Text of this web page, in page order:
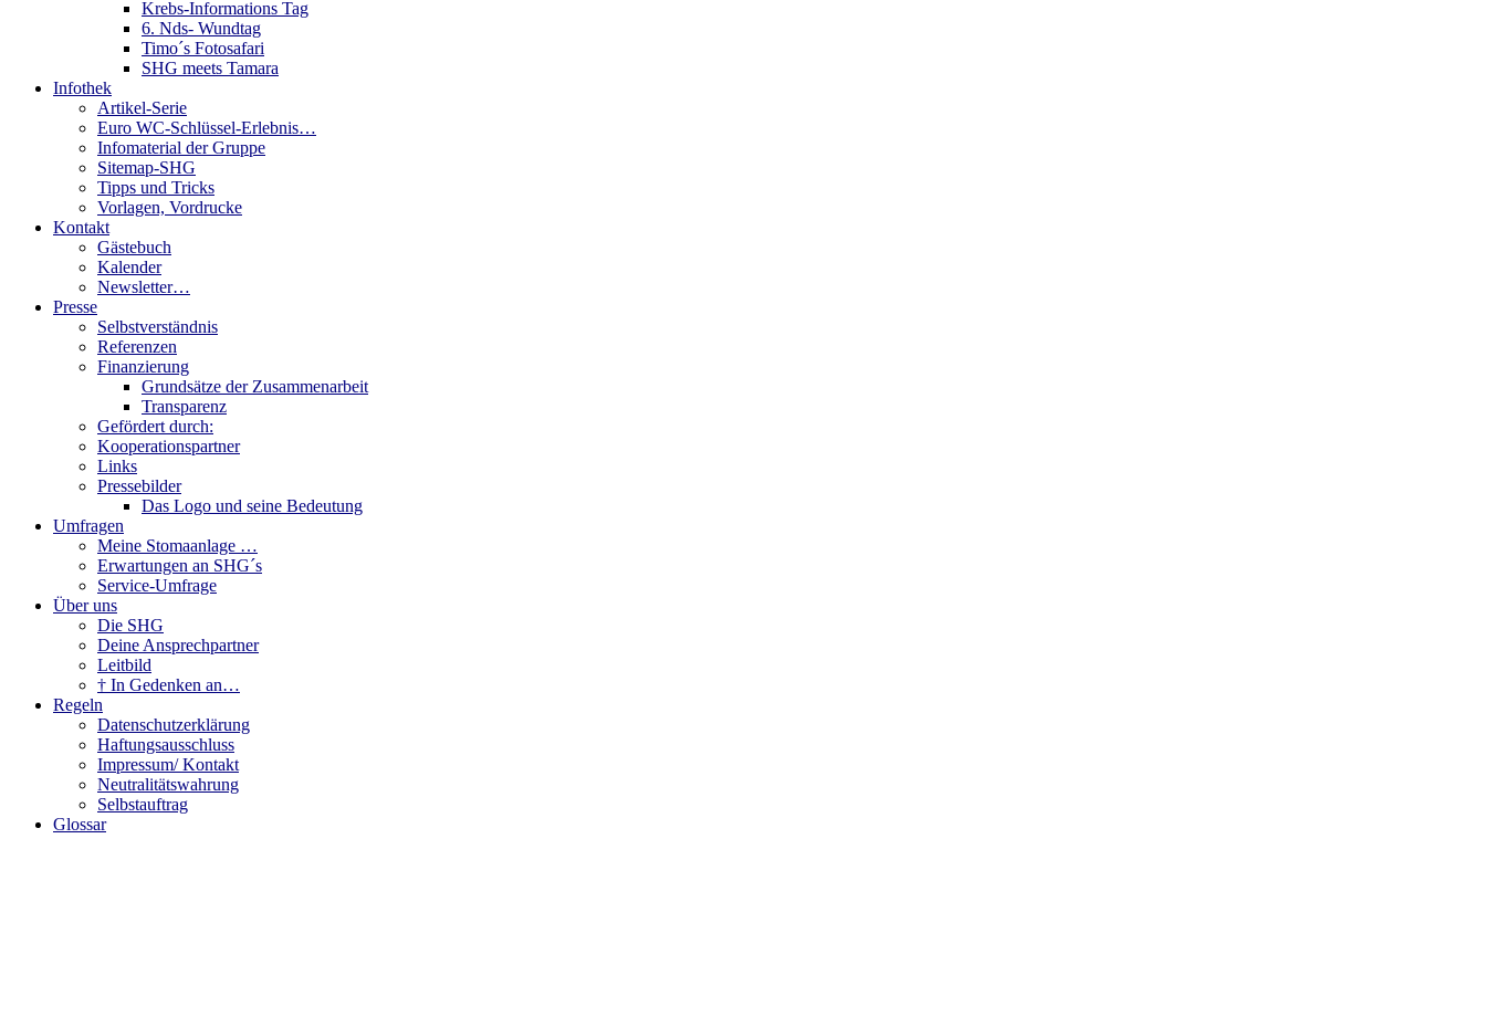
Krebs-Informations Tag
6. Nds- Wundtag
Timo´s Fotosafari
SHG meets Tamara
Infothek
Artikel-Serie
Euro WC-Schlüssel-Erlebnis…
Infomaterial der Gruppe
Sitemap-SHG
Tipps und Tricks
Vorlagen, Vordrucke
Kontakt
Gästebuch
Kalender
Newsletter…
Presse
Selbstverständnis
Referenzen
Finanzierung
Grundsätze der Zusammenarbeit
Transparenz
Gefördert durch:
Kooperationspartner
Links
Pressebilder
Das Logo und seine Bedeutung
Umfragen
Meine Stomaanlage …
Erwartungen an SHG´s
Service-Umfrage
Über uns
Die SHG
Deine Ansprechpartner
Leitbild
† In Gedenken an…
Regeln
Datenschutzerklärung
Haftungsausschluss
Impressum/ Kontakt
Neutralitätswahrung
Selbstauftrag
Glossar